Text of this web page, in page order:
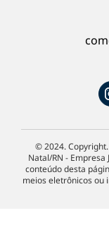
© 2024.
Natal/RN -
conteúdo desta
meios eletrônicos ou